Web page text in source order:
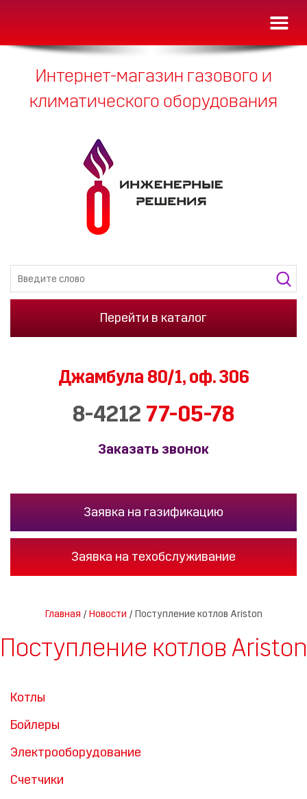
Интернет-магазин газового и
климатического оборудования
Перейти в каталог
Джамбула 80/1,оф. 306
8-4212 77-05-78
Заказать звонок
Заявка на газификацию
Заявка на техобслуживание
Главная / Новости / Поступление котлов Ariston
Поступление котлов Ariston
Котлы
Бойлеры
Электрооборудование
Счетчики